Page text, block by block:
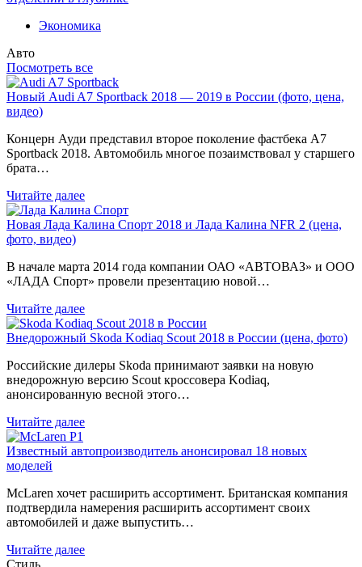
Экономика
Авто
Посмотреть все
Новый Audi A7 Sportback 2018 — 2019 в России (фото, цена,
видео)
Концерн Ауди представил второе поколение фастбека A7
Sportback 2018. Автомобиль многое позаимствовал у старшего
брата…
Читайте далее
Новая Лада Калина Спорт 2018 и Лада Калина NFR 2 (цена,
фото, видео)
В начале марта 2014 года компании ОАО «АВТОВАЗ» и ООО
«ЛАДА Спорт» провели презентацию новой…
Читайте далее
Внедорожный Skoda Kodiaq Scout 2018 в России (цена, фото)
Российские дилеры Skoda принимают заявки на новую
внедорожную версию Scout кроссовера Kodiaq,
анонсированную весной этого…
Читайте далее
Известный автопроизводитель анонсировал 18 новых
моделей
McLaren хочет расширить ассортимент. Британская компания
подтвердила намерения расширить ассортимент своих
автомобилей и даже выпустить…
Читайте далее
Стиль